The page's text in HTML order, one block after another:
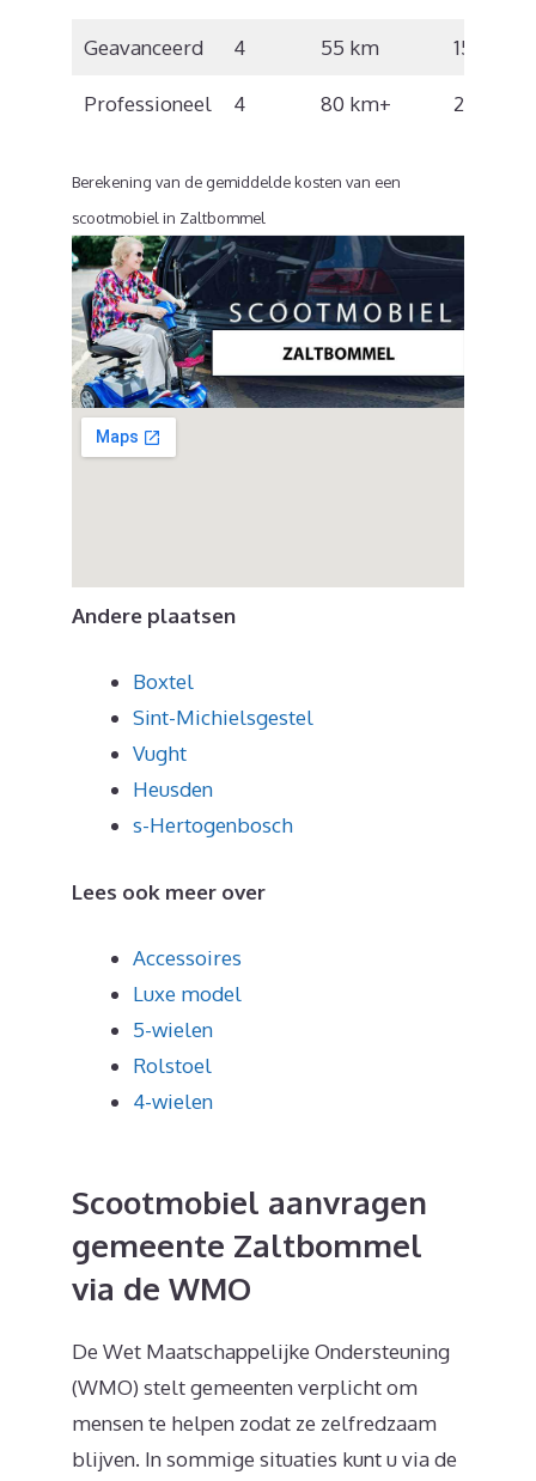
Geavanceerd 4 55 km 15 km/u
Professioneel 4 80 km+ 22 km/u
Berekening van de gemiddelde kosten van een
scootmobiel in Zaltbommel
Andere plaatsen
Boxtel
Sint-Michielsgestel
Vught
Heusden
s-Hertogenbosch
Lees ook meer over
Accessoires
Luxe model
5-wielen
Rolstoel
4-wielen
Scootmobiel aanvragen
gemeente Zaltbommel
via de WMO
De Wet Maatschappelijke Ondersteuning
(WMO) stelt gemeenten verplicht om
mensen te helpen zodat ze zelfredzaam
blijven. In sommige situaties kunt u via de